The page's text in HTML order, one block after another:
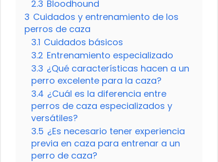
2.3 Bloodhound
3 Cuidados y entrenamiento de los
perros de caza
3.1 Cuidados básicos
3.2 Entrenamiento especializado
3.3 ¿Qué características hacen a un
perro excelente para la caza?
3.4 ¿Cuál es la diferencia entre
perros de caza especializados y
versátiles?
3.5 ¿Es necesario tener experiencia
previa en caza para entrenar a un
perro de caza?